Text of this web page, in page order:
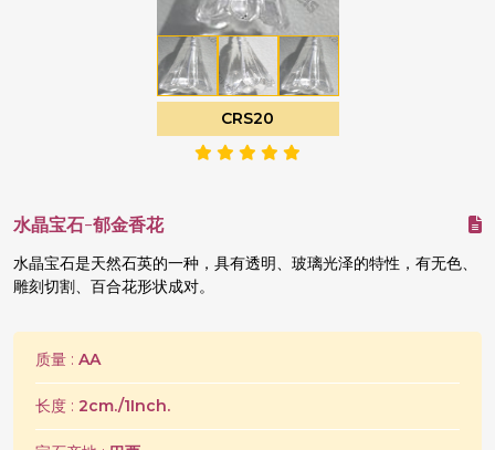
CRS20
水晶宝石-郁金香花
水晶宝石是天然石英的一种，具有透明、玻璃光泽的特性，有无色、
雕刻切割、百合花形状成对。
质量 : AA
长度 : 2cm./1Inch.